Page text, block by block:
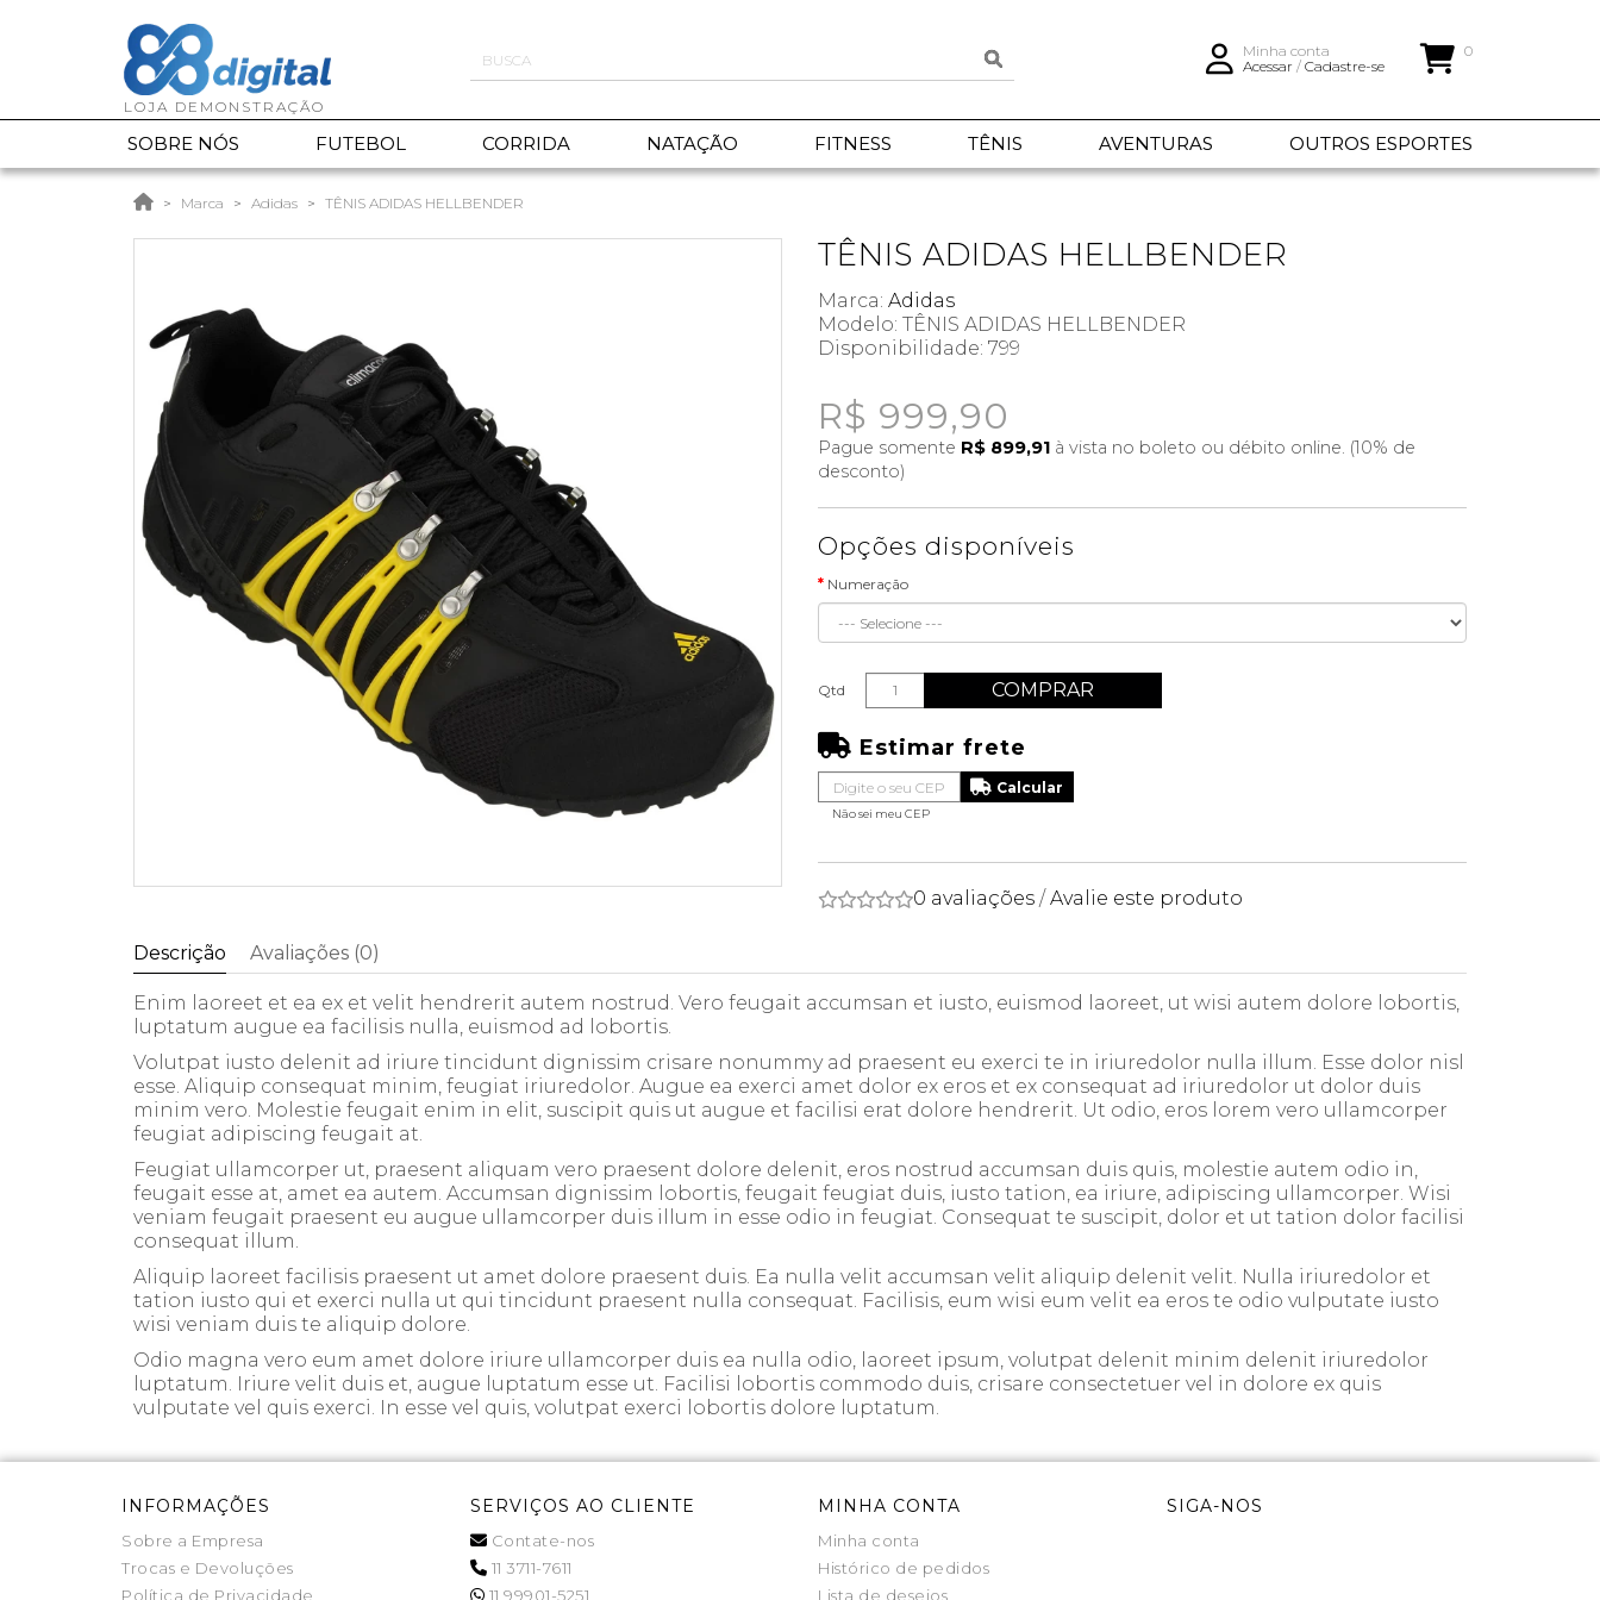
Minha conta
Acessar / Cadastre-se
0
SOBRE NÓS FUTEBOL CORRIDA NATAÇÃO FITNESS TÊNIS AVENTURAS OUTROS ESPORTES
Marca Adidas TÊNIS ADIDAS HELLBENDER
TÊNIS ADIDAS HELLBENDER
Marca: Adidas
Modelo: TÊNIS ADIDAS HELLBENDER
Disponibilidade: 799
R$ 999,90
Pague somente R$ 899,91 à vista no boleto ou débito online. (10% de
desconto)
Opções disponíveis
Numeração
Qtd COMPRAR
Estimar frete
Não sei meu CEP
0 avaliações /Avalie este produto
Descrição Avaliações (0)
Enim laoreet et ea ex et velit hendrerit autem nostrud. Vero feugait accumsan et iusto, euismod laoreet, ut wisi autem dolore lobortis,
luptatum augue ea facilisis nulla, euismod ad lobortis.
Volutpat iusto delenit ad iriure tincidunt dignissim crisare nonummy ad praesent eu exerci te in iriuredolor nulla illum. Esse dolor nisl
esse. Aliquip consequat minim, feugiat iriuredolor. Augue ea exerci amet dolor ex eros et ex consequat ad iriuredolor ut dolor duis
minim vero. Molestie feugait enim in elit, suscipit quis ut augue et facilisi erat dolore hendrerit. Ut odio, eros lorem vero ullamcorper
feugiat adipiscing feugait at.
Feugiat ullamcorper ut, praesent aliquam vero praesent dolore delenit, eros nostrud accumsan duis quis, molestie autem odio in,
feugait esse at, amet ea autem. Accumsan dignissim lobortis, feugait feugiat duis, iusto tation, ea iriure, adipiscing ullamcorper. Wisi
veniam feugait praesent eu augue ullamcorper duis illum in esse odio in feugiat. Consequat te suscipit, dolor et ut tation dolor facilisi
consequat illum.
Aliquip laoreet facilisis praesent ut amet dolore praesent duis. Ea nulla velit accumsan velit aliquip delenit velit. Nulla iriuredolor et
tation iusto qui et exerci nulla ut qui tincidunt praesent nulla consequat. Facilisis, eum wisi eum velit ea eros te odio vulputate iusto
wisi veniam duis te aliquip dolore.
Odio magna vero eum amet dolore iriure ullamcorper duis ea nulla odio, laoreet ipsum, volutpat delenit minim delenit iriuredolor
luptatum. Iriure velit duis et, augue luptatum esse ut. Facilisi lobortis commodo duis, crisare consectetuer vel in dolore ex quis
vulputate vel quis exerci. In esse vel quis, volutpat exerci lobortis dolore luptatum.
INFORMAÇÕES
Sobre a Empresa
Trocas e Devoluções
Política de Privacidade
SERVIÇOS AO CLIENTE
Contate-nos
11 3711-7611
11 99901-5251
MINHA CONTA
Minha conta
Histórico de pedidos
Lista de desejos
SIGA-NOS